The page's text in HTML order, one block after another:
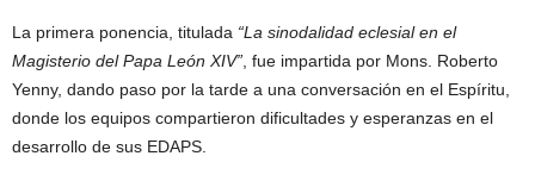
La primera ponencia, titulada “La sinodalidad eclesial en el
Magisterio del Papa León XIV”, fue impartida por Mons. Roberto
Yenny, dando paso por la tarde a una conversación en el Espíritu,
donde los equipos compartieron dificultades y esperanzas en el
desarrollo de sus EDAPS.